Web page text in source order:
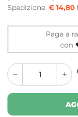
Spedizione: € 14,80
Paga a
con
quantity
button